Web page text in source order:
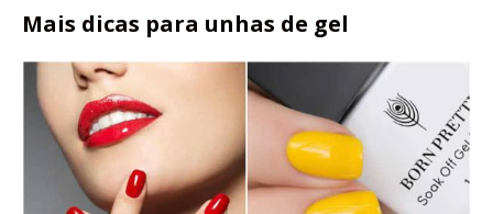
Mais dicas para unhas de gel